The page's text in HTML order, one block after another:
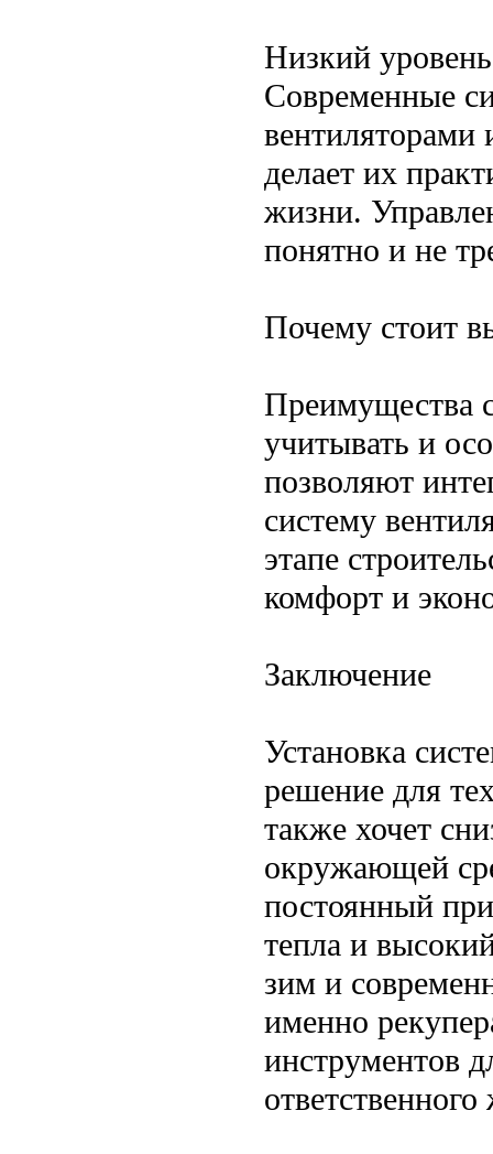
Низкий
Современные
вентиляторами
делает их
жизни.
понятно и не
Почему стоит
Преимущества
учитывать и
позволяют
систему
этапе
комфорт и
Заключение
Установка
решение для
также хочет
окружающей
постоянный
тепла и
зим и
именно
инструментов